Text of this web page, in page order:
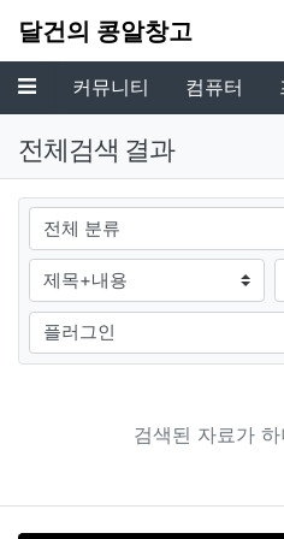
달건의 콩알창고
메뉴 커뮤니티 컴퓨터
전체검색 결과
그룹
검색조건
검색어
검색된 자료가